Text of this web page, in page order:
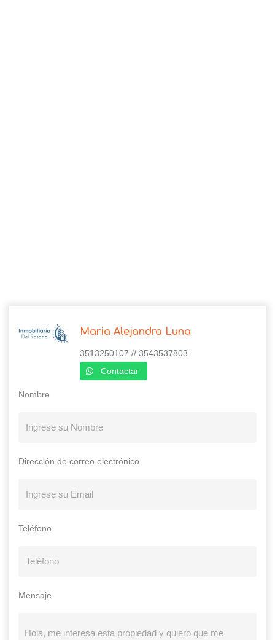
Maria Alejandra Luna
3513250107 // 3543537803
Contactar
Nombre
Dirección de correo electrónico
Teléfono
Mensaje